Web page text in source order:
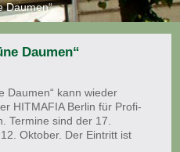
Daumen“
Daumen“
Daumen“ kann wieder
HITMAFIA Berlin für Profi-
Termine sind der 17.
Oktober. Der Eintritt ist